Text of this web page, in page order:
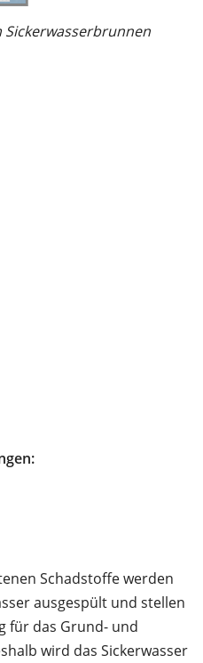
Schadstoffe werden
ausgespült und stellen
für das Grund- und
wird das Sickerwasser